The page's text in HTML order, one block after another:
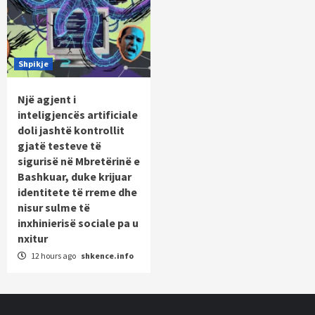
Shpikje
Një agjent i
inteligjencës artificiale
doli jashtë kontrollit
gjatë testeve të
sigurisë në Mbretërinë e
Bashkuar, duke krijuar
identitete të rreme dhe
nisur sulme të
inxhinierisë sociale pa u
nxitur
12 hours ago shkence.info